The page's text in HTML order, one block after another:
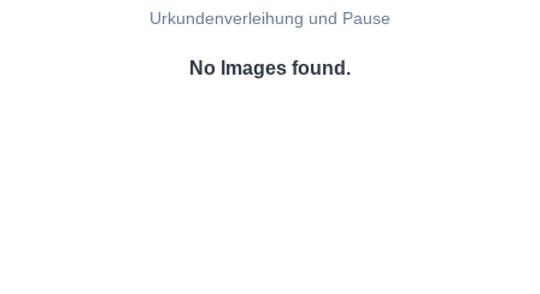
Urkundenverleihung und Pause
No Images found.